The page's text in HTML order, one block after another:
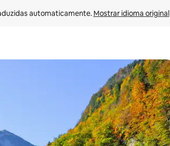
automaticamente. Mostrar idioma original